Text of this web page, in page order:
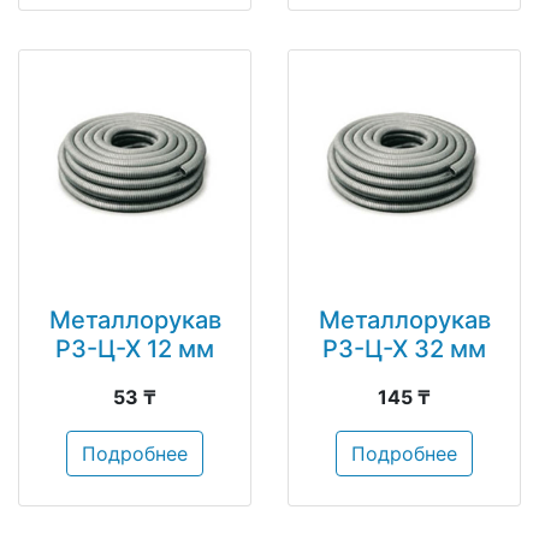
Металлорукав
РЗ-Ц-Х 12 мм
53 ₸
Подробнее
Металлорукав
РЗ-Ц-Х 32 мм
145 ₸
Подробнее